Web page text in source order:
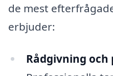
de mest
erbjuder:
Rådgivning och